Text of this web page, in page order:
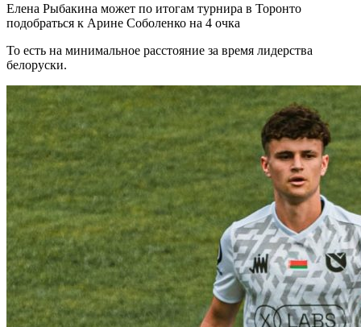
Елена Рыбакина может по итогам турнира в Торонто
подобраться к Арине Соболенко на 4 очка
То есть на минимальное расстояние за время лидерства
белоруски.